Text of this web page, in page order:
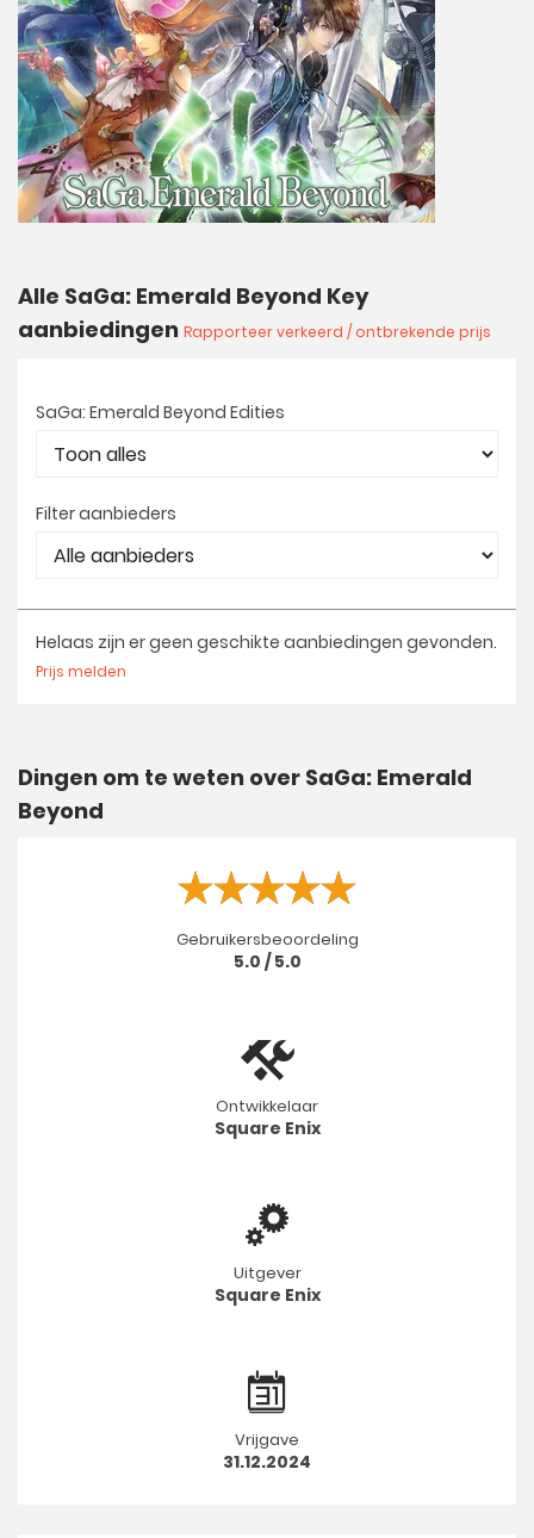
Alle SaGa: Emerald Beyond Key
aanbiedingen Rapporteer verkeerd / ontbrekende prijs
SaGa: Emerald Beyond Edities
Filter aanbieders
Helaas zijn er geen geschikte aanbiedingen gevonden.
Prijs melden
Dingen om te weten over SaGa: Emerald
Beyond
Gebruikersbeoordeling
5.0 / 5.0
Ontwikkelaar
Square Enix
Uitgever
Square Enix
Vrijgave
31.12.2024